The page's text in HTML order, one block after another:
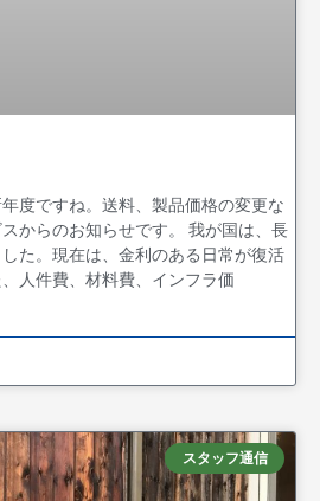
度ですね。送料、製品価格の変更な
からのお知らせです。 我が国は、長
た。現在は、金利のある日常が復活
人件費、材料費、インフラ価
スタッフ通信